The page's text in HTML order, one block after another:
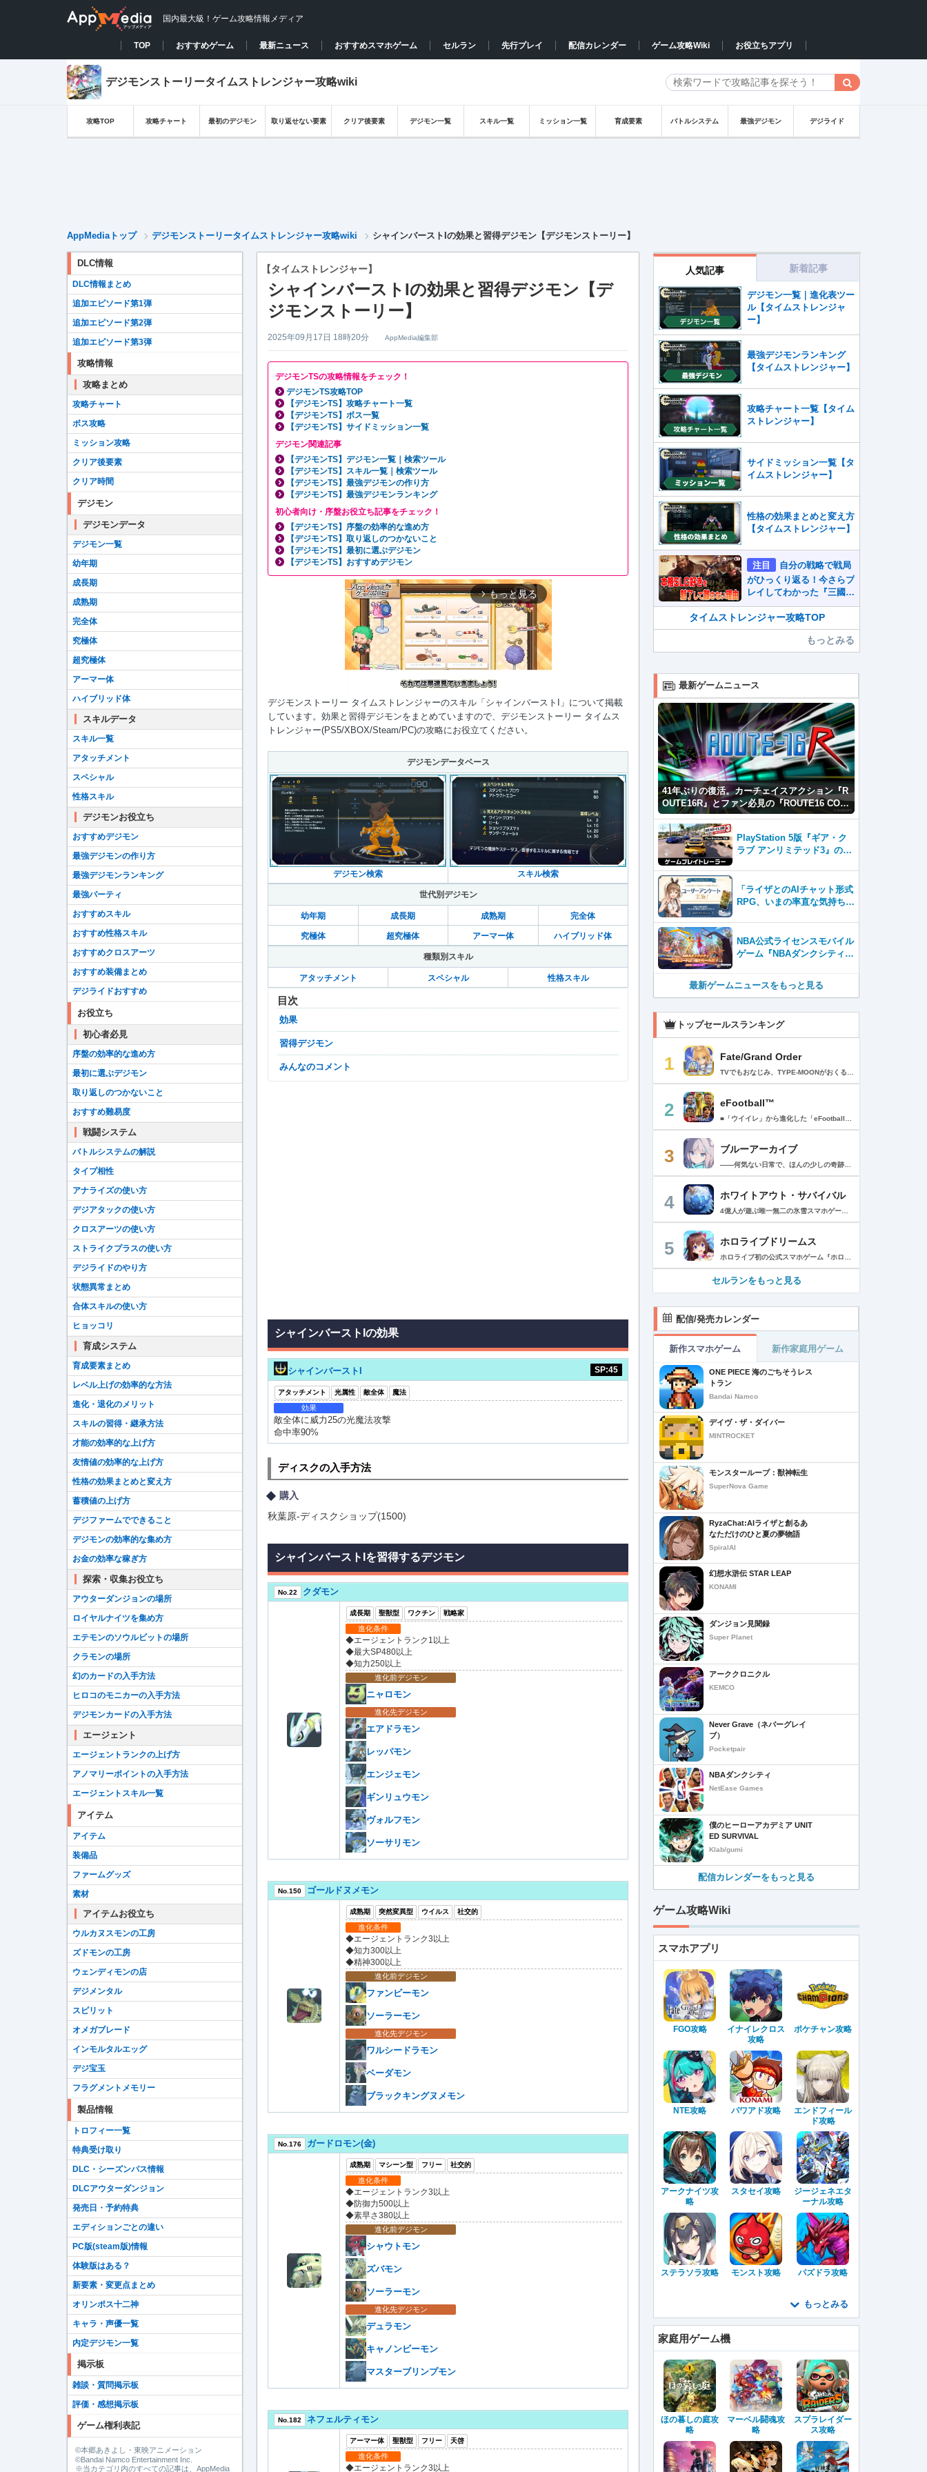
国内最大級！ゲーム攻略情報メディア
TOP おすすめゲーム 最新ニュース おすすめスマホゲーム セルラン 先行プレイ 配信カレンダー ゲーム攻略Wiki お役立ちアプリ
デジモンストーリータイムストレンジャー攻略wiki
攻略TOP 攻略チャート 最初のデジモン 取り返せない要素 クリア後要素 デジモン一覧 スキル一覧 ミッション一覧 育成要素 バトルシステム 最強デジモン デジライド
AppMediaトップ デジモンストーリータイムストレンジャー攻略wiki シャインバーストIの効果と習得デジモン【デジモンストーリー】
【タイムストレンジャー】
シャインバーストIの効果と習得デジモン【デ
ジモンストーリー】
2025年09月17日 18時20分 AppMedia編集部
デジモンTSの攻略情報をチェック！
デジモンTS攻略TOP
【デジモンTS】攻略チャート一覧
【デジモンTS】ボス一覧
【デジモンTS】サイドミッション一覧
デジモン関連記事
【デジモンTS】デジモン一覧｜検索ツール
【デジモンTS】スキル一覧｜検索ツール
【デジモンTS】最強デジモンの作り方
【デジモンTS】最強デジモンランキング
初心者向け・序盤お役立ち記事をチェック！
【デジモンTS】序盤の効率的な進め方
【デジモンTS】取り返しのつかないこと
【デジモンTS】最初に選ぶデジモン
【デジモンTS】おすすめデジモン
arrow_forward_ios もっと見る
デジモンストーリー タイムストレンジャーのスキル「シャインバーストI」について掲載
しています。効果と習得デジモンをまとめていますので、デジモンストーリー タイムス
トレンジャー(PS5/XBOX/Steam/PC)の攻略にお役立てください。
デジモンデータベース
デジモン検索 スキル検索
世代別デジモン
幼年期 成長期 成熟期 完全体
究極体 超究極体 アーマー体 ハイブリッド体
種類別スキル
アタッチメント スペシャル 性格スキル
目次
効果
習得デジモン
みんなのコメント
シャインバーストIの効果
シャインバーストI SP:45
アタッチメント 光属性 敵全体 魔法
効果
敵全体に威力25の光魔法攻撃
命中率90%
ディスクの入手方法
購入
秋葉原-ディスクショップ(1500)
シャインバーストIを習得するデジモン
No.22 クダモン
成長期 聖獣型 ワクチン 戦略家
進化条件
◆エージェントランク1以上
◆最大SP480以上
◆知力250以上
進化前デジモン
ニャロモン
進化先デジモン
エアドラモン
レッパモン
エンジェモン
ギンリュウモン
ヴォルフモン
ソーサリモン
No.150 ゴールドヌメモン
成熟期 突然変異型 ウイルス 社交的
進化条件
◆エージェントランク3以上
◆知力300以上
◆精神300以上
進化前デジモン
ファンビーモン
ソーラーモン
進化先デジモン
ワルシードラモン
ベーダモン
ブラックキングヌメモン
No.176 ガードロモン(金)
成熟期 マシーン型 フリー 社交的
進化条件
◆エージェントランク3以上
◆防御力500以上
◆素早さ380以上
進化前デジモン
シャウトモン
ズバモン
ソーラーモン
進化先デジモン
デュラモン
キャノンビーモン
マスターブリンプモン
No.182 ネフェルティモン
アーマー体 聖獣型 フリー 天啓
進化条件
◆エージェントランク3以上
DLC情報
DLC情報まとめ
追加エピソード第1弾
追加エピソード第2弾
追加エピソード第3弾
攻略情報
攻略まとめ
攻略チャート
ボス攻略
ミッション攻略
クリア後要素
クリア時間
デジモン
デジモンデータ
デジモン一覧
幼年期
成長期
成熟期
完全体
究極体
超究極体
アーマー体
ハイブリッド体
スキルデータ
スキル一覧
アタッチメント
スペシャル
性格スキル
デジモンお役立ち
おすすめデジモン
最強デジモンの作り方
最強デジモンランキング
最強パーティ
おすすめスキル
おすすめ性格スキル
おすすめクロスアーツ
おすすめ装備まとめ
デジライドおすすめ
お役立ち
初心者必見
序盤の効率的な進め方
最初に選ぶデジモン
取り返しのつかないこと
おすすめ難易度
戦闘システム
バトルシステムの解説
タイプ相性
アナライズの使い方
デジアタックの使い方
クロスアーツの使い方
ストライクプラスの使い方
デジライドのやり方
状態異常まとめ
合体スキルの使い方
ヒョッコリ
育成システム
育成要素まとめ
レベル上げの効率的な方法
進化・退化のメリット
スキルの習得・継承方法
才能の効率的な上げ方
友情値の効率的な上げ方
性格の効果まとめと変え方
蓄積値の上げ方
デジファームでできること
デジモンの効率的な集め方
お金の効率な稼ぎ方
探索・収集お役立ち
アウターダンジョンの場所
ロイヤルナイツを集め方
エテモンのソウルビットの場所
クラモンの場所
幻のカードの入手方法
ヒロコのモニカーの入手方法
デジモンカードの入手方法
エージェント
エージェントランクの上げ方
アノマリーポイントの入手方法
エージェントスキル一覧
アイテム
アイテム
装備品
ファームグッズ
素材
アイテムお役立ち
ウルカヌスモンの工房
ズドモンの工房
ウェンディモンの店
デジメンタル
スピリット
オメガブレード
インモルタルエッグ
デジ宝玉
フラグメントメモリー
製品情報
トロフィー一覧
特典受け取り
DLC・シーズンパス情報
DLCアウターダンジョン
発売日・予約特典
エディションごとの違い
PC版(steam版)情報
体験版はある？
新要素・変更点まとめ
オリンポス十二神
キャラ・声優一覧
内定デジモン一覧
掲示板
雑談・質問掲示板
評価・感想掲示板
ゲーム権利表記
©本郷あきよし・東映アニメーション
©Bandai Namco Entertainment Inc.
※当カテゴリ内のすべての記事は、AppMedia
人気記事 新着記事
デジモン一覧｜進化表ツー
ル【タイムストレンジャ
ー】
最強デジモンランキング
【タイムストレンジャー】
攻略チャート一覧【タイム
ストレンジャー】
サイドミッション一覧【タ
イムストレンジャー】
性格の効果まとめと変え方
【タイムストレンジャー】
注目
自分の戦略で戦局
がひっくり返る！今さらプ
レイしてわかった『三國志
真戦』が本格SLG好きを
魅了して離さないワケ
タイムストレンジャー攻略TOP
もっとみる
最新ゲームニュース
41年ぶりの復活。カーチェイスアクション『R
OUTE16R』とファン必見の『ROUTE16 COL
LECTION』が同時発売
PlayStation 5版『ギア・ク
ラブ アンリミテッド3』のゲ
「ライザとのAIチャット形式
RPG、いまの率直な気持ち
NBA公式ライセンスモバイル
ゲーム『NBAダンクシティ』
最新ゲームニュースをもっと見る
トップセールスランキング
1 Fate/Grand Order
2 eFootball™
3 ブルーアーカイブ
4 ホワイトアウト・サバイバル
5 ホロライブドリームス
セルランをもっと見る
配信/発売カレンダー
新作スマホゲーム 新作家庭用ゲーム
ONE PIECE 海のごちそうレス
トラン
Bandai Namco
デイヴ・ザ・ダイバー
MINTROCKET
モンスターループ：獣神転生
SuperNova Game
RyzaChat:AIライザと創るあ
なただけのひと夏の夢物語
SpiralAI
幻想水滸伝 STAR LEAP
KONAMI
ダンジョン見聞録
Super Planet
アーククロニクル
KEMCO
Never Grave（ネバーグレイ
ブ）
Pocketpair
NBAダンクシティ
NetEase Games
僕のヒーローアカデミア UNIT
ED SURVIVAL
Klab/gumi
配信カレンダーをもっと見る
ゲーム攻略Wiki
スマホアプリ
FGO攻略
イナイレクロス
攻略
ポケチャン攻略
NTE攻略 パワアド攻略
エンドフィール
ド攻略
アークナイツ攻
略
スタセイ攻略
ジージェネエタ
ーナル攻略
ステラソラ攻略 モンスト攻略 パズドラ攻略
もっとみる
家庭用ゲーム機
ほの暮しの庭攻
略
マーベル闘魂攻
略
スプラレイダー
ス攻略